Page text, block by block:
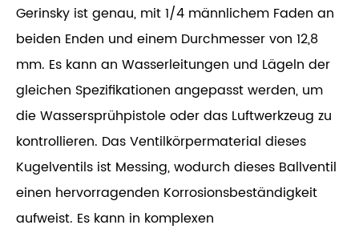
Gerinsky ist genau, mit 1/4 männlichem Faden an
beiden Enden und einem Durchmesser von 12,8
mm. Es kann an Wasserleitungen und Lägeln der
gleichen Spezifikationen angepasst werden, um
die Wassersprühpistole oder das Luftwerkzeug zu
kontrollieren. Das Ventilkörpermaterial dieses
Kugelventils ist Messing, wodurch dieses Ballventil
einen hervorragenden Korrosionsbeständigkeit
aufweist. Es kann in komplexen